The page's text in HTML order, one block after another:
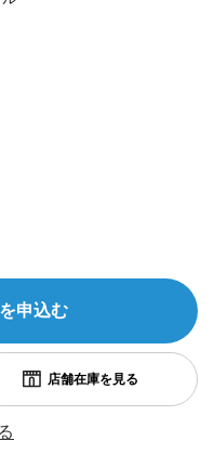
申込む